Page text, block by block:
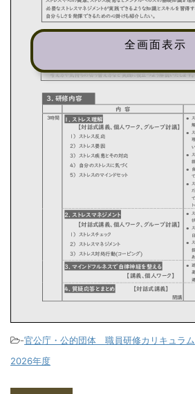
全画面表示
-官公庁・公的団体 職員研修カリキュラム
2026年度